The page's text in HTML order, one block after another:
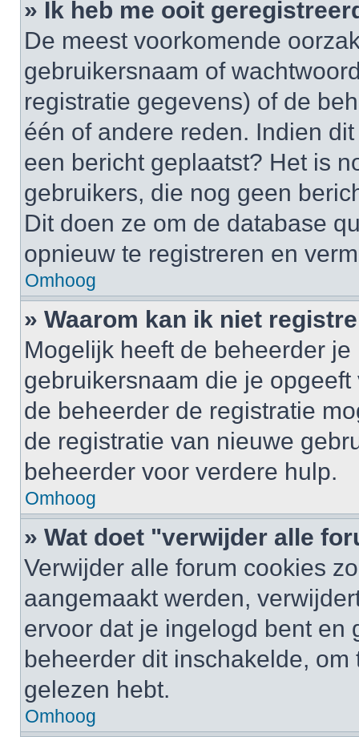
» Ik heb me ooit
De meest voorkomende
gebruikersnaam of
registratie gegevens) of de
één of andere reden. Indien
een bericht geplaatst? Het is
gebruikers, die nog geen
Dit doen ze om de database
opnieuw te registreren en
Omhoog
» Waarom kan ik niet
Mogelijk heeft de beheerder
gebruikersnaam die je
de beheerder de registratie
de registratie van nieuwe
beheerder voor verdere hulp.
Omhoog
» Wat doet "verwijder alle
Verwijder alle forum cookies
aangemaakt werden,
ervoor dat je ingelogd bent en
beheerder dit inschakelde,
gelezen hebt.
Omhoog